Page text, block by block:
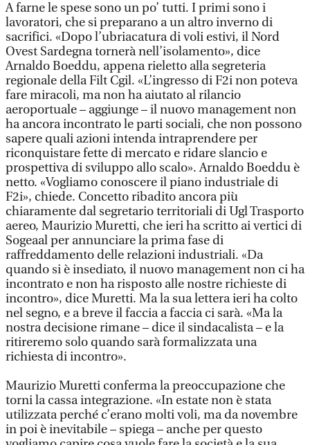
A farne le spese sono un po’ tutti. I primi sono i
lavoratori, che si preparano a un altro inverno di
sacrifici. «Dopo l’ubriacatura di voli estivi, il Nord
Ovest Sardegna tornerà nell’isolamento», dice
Arnaldo Boeddu, appena rieletto alla segreteria
regionale della Filt Cgil. «L’ingresso di F2i non poteva
fare miracoli, ma non ha aiutato al rilancio
aeroportuale – aggiunge – il nuovo management non
ha ancora incontrato le parti sociali, che non possono
sapere quali azioni intenda intraprendere per
riconquistare fette di mercato e ridare slancio e
prospettiva di sviluppo allo scalo». Arnaldo Boeddu è
netto. «Vogliamo conoscere il piano industriale di
F2i», chiede. Concetto ribadito ancora più
chiaramente dal segretario territoriali di Ugl Trasporto
aereo, Maurizio Muretti, che ieri ha scritto ai vertici di
Sogeaal per annunciare la prima fase di
raffreddamento delle relazioni industriali. «Da
quando si è insediato, il nuovo management non ci ha
incontrato e non ha risposto alle nostre richieste di
incontro», dice Muretti. Ma la sua lettera ieri ha colto
nel segno, e a breve il faccia a faccia ci sarà. «Ma la
nostra decisione rimane – dice il sindacalista – e la
ritireremo solo quando sarà formalizzata una
richiesta di incontro».
Maurizio Muretti conferma la preoccupazione che
torni la cassa integrazione. «In estate non è stata
utilizzata perché c’erano molti voli, ma da novembre
in poi è inevitabile – spiega – anche per questo